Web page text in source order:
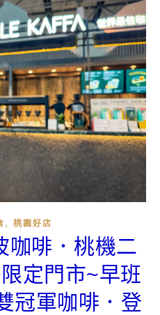
, 桃園好店
咖啡．桃機二
定門市~早班
冠軍咖啡．登